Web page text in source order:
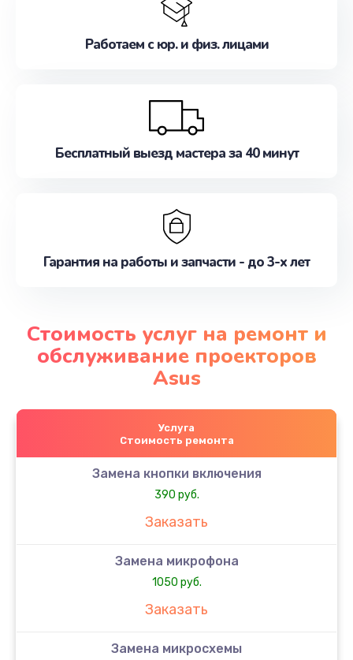
Работаем с юр. и физ. лицами
Бесплатный выезд мастера за 40 минут
Гарантия на работы и запчасти - до 3-х лет
Стоимость услуг на ремонт и
обслуживание проекторов
Asus
Услуга
Стоимость ремонта
Замена кнопки включения
390 руб.
Заказать
Замена микрофона
1050 руб.
Заказать
Замена микросхемы